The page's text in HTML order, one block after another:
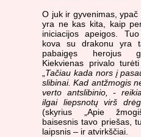
O juk ir gyvenimas, ypač
yra ne kas kita, kaip
iniciacijos apeigos.
kova su drakonu yra
pabaigęs herojus
Kiekvienas privalo
Tačiau kada nors į
slibinai. Kad antžmogis
verto antslibinio, -
ilgai liepsnotų virš
(skyrius „Apie
baisesnis tavo priešas,
laipsnis – ir atvirkščiai.